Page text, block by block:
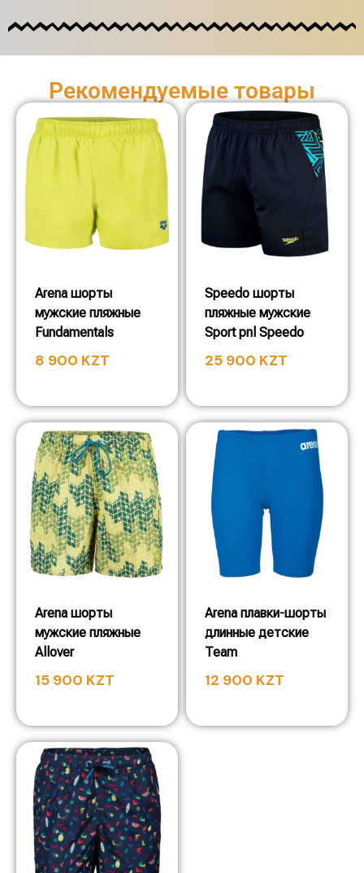
Рекомендуемые товары
Arena шорты
мужские пляжные
Fundamentals
8 900 KZT
Speedo шорты
пляжные мужские
Sport pnl Speedo
25 900 KZT
Arena шорты
мужские пляжные
Allover
15 900 KZT
Arena плавки-шорты
длинные детские
Team
12 900 KZT